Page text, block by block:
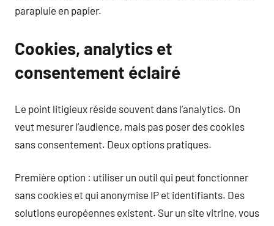
parapluie en papier.
Cookies, analytics et
consentement éclairé
Le point litigieux réside souvent dans l’analytics. On
veut mesurer l’audience, mais pas poser des cookies
sans consentement. Deux options pratiques.
Première option : utiliser un outil qui peut fonctionner
sans cookies et qui anonymise IP et identifiants. Des
solutions européennes existent. Sur un site vitrine, vous